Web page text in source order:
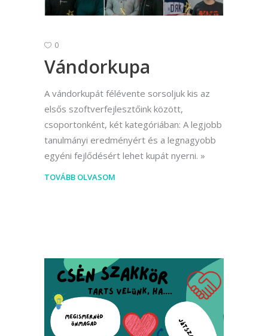
0
Vándorkupa
A vándorkupát félévente sorsoljuk kis az
elsős szoftverfejlesztőink között,
csoportonként, két kategóriában: A legjobb
tanulmányi eredményért és a legnagyobb
egyéni fejlődésért lehet kupát nyerni.
TOVÁBB OLVASOM